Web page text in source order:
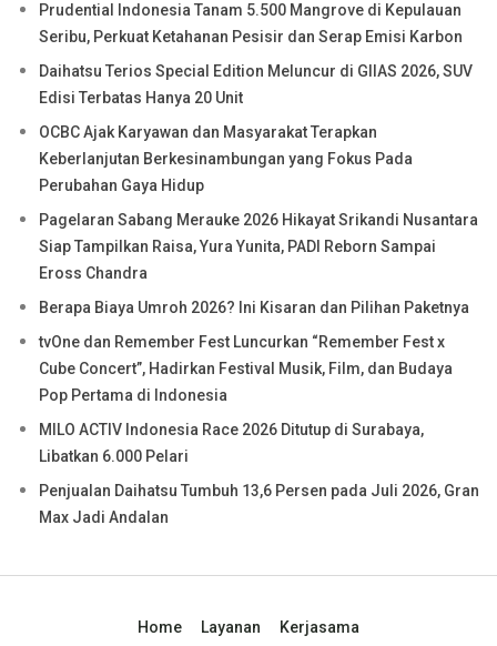
Prudential Indonesia Tanam 5.500 Mangrove di Kepulauan
Seribu, Perkuat Ketahanan Pesisir dan Serap Emisi Karbon
Daihatsu Terios Special Edition Meluncur di GIIAS 2026, SUV
Edisi Terbatas Hanya 20 Unit
OCBC Ajak Karyawan dan Masyarakat Terapkan
Keberlanjutan Berkesinambungan yang Fokus Pada
Perubahan Gaya Hidup
Pagelaran Sabang Merauke 2026 Hikayat Srikandi Nusantara
Siap Tampilkan Raisa, Yura Yunita, PADI Reborn Sampai
Eross Chandra
Berapa Biaya Umroh 2026? Ini Kisaran dan Pilihan Paketnya
tvOne dan Remember Fest Luncurkan “Remember Fest x
Cube Concert”, Hadirkan Festival Musik, Film, dan Budaya
Pop Pertama di Indonesia
MILO ACTIV Indonesia Race 2026 Ditutup di Surabaya,
Libatkan 6.000 Pelari
Penjualan Daihatsu Tumbuh 13,6 Persen pada Juli 2026, Gran
Max Jadi Andalan
Home Layanan Kerjasama